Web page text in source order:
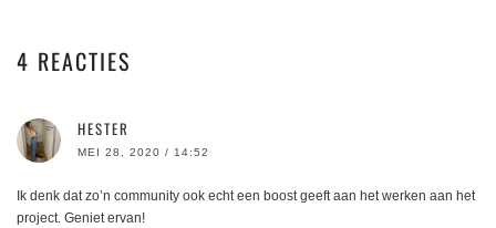
4 REACTIES
HESTER
MEI 28, 2020 / 14:52
Ik denk dat zo’n community ook echt een boost geeft aan het werken aan het
project. Geniet ervan!